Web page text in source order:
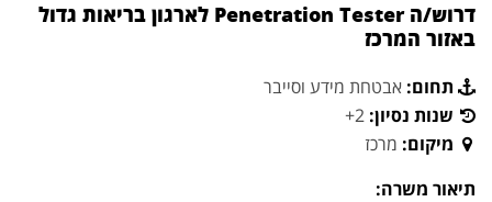
דרוש/ה Penetration Tester לארגון בריאות גדול
באזור המרכז
תחום: אבטחת מידע וסייבר
שנות נסיון: 2+
מיקום: מרכז
תיאור משרה: